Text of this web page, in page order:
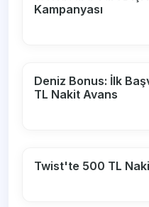
Kampanyası
Deniz Bonus: İlk
TL Nakit Avans
Twist'te 500 TL